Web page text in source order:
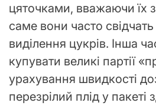
цяточками, вважаючи їх
саме вони часто
виділення цукрів. Інша
купувати великі партії
урахування швидкості
перезрілий плід у пакеті